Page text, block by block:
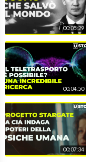
00:05:29
00:04:50
00:07:34